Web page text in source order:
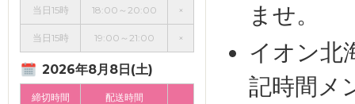
当日15時 18:00～20:00 ×
当日15時 19:00～21:00 ×
2026年8月8日(土)
締切時間 配送時間
ませ。
イオン北
記時間メ